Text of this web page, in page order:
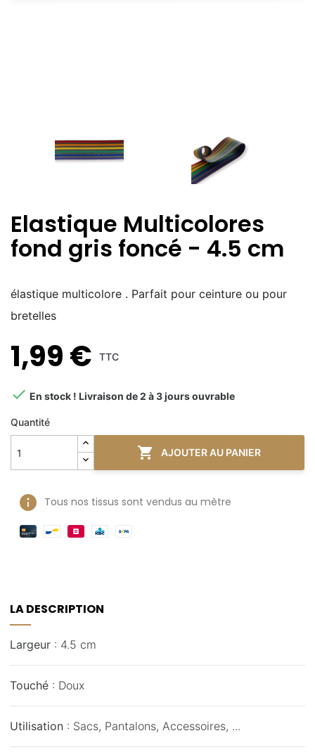
Elastique Multicolores
fond gris foncé - 4.5 cm
élastique multicolore . Parfait pour ceinture ou pour
bretelles
1,99 € TTC
 En stock ! Livraison de 2 à 3 jours ouvrable
Quantité
 AJOUTER AU PANIER
Tous nos tissus sont vendus au mètre
LA DESCRIPTION
Largeur : 4.5 cm
Touché : Doux
Utilisation : Sacs, Pantalons, Accessoires, ...